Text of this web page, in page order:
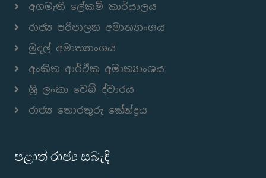
අගමැති ලේකම් කාර්යාලය
රාජ්‍ය පරිපාලන අමාත්‍යාංශය
මුදල් අමාත්‍යාංශය
අංකිත ආර්ථික අමාත්‍යාංශය
ශ්‍රි ලංකා වෙබ් ද්වාරය
රාජ්‍ය තොරතුරු කේන්ද්‍රය
පළාත් රාජ්‍ය සබැඳි